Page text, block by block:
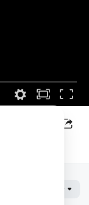
暴风云